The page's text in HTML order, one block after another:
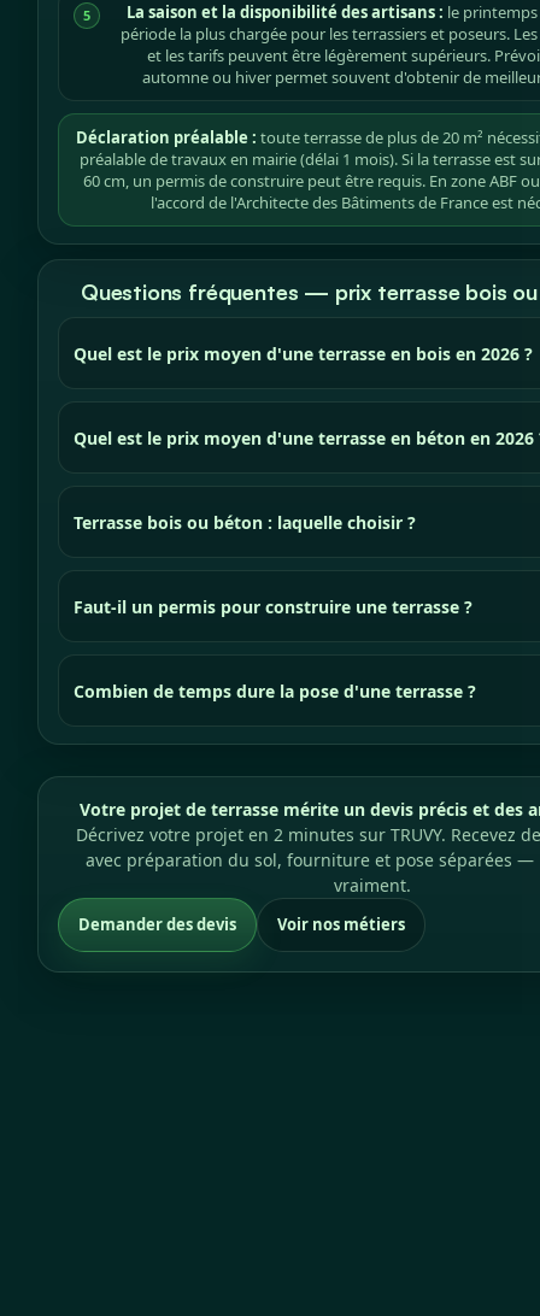
5 La saison et la disponibilité des artisans : le
période la plus chargée pour les terrassiers et poseurs.
et les tarifs peuvent être légèrement supérieurs.
automne ou hiver permet souvent d'obtenir de
Déclaration préalable : toute terrasse de plus de 20 m²
préalable de travaux en mairie (délai 1 mois). Si la terrasse est
60 cm, un permis de construire peut être requis. En zone ABF
l'accord de l'Architecte des Bâtiments de France est
Questions fréquentes — prix terrasse bois
Quel est le prix moyen d'une terrasse en bois en 2026 ?
Quel est le prix moyen d'une terrasse en béton en 2026
Terrasse bois ou béton : laquelle choisir ?
Faut-il un permis pour construire une terrasse ?
Combien de temps dure la pose d'une terrasse ?
Votre projet de terrasse mérite un devis précis et des
Décrivez votre projet en 2 minutes sur TRUVY. Recevez
avec préparation du sol, fourniture et pose séparées —
vraiment.
Demander des devis Voir nos métiers